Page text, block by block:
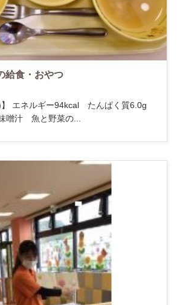
給食・おやつ
)】 エネルギー94kcal たんぱく質6.0g
噌汁 魚と野菜の...